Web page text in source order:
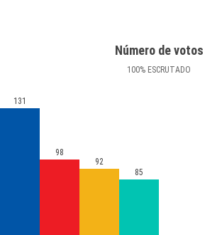
Número de votos
100% ESCRUTADO
131
98
92
85